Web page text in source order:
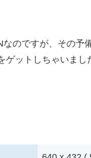
のですが、その予備
ットしちゃいまし